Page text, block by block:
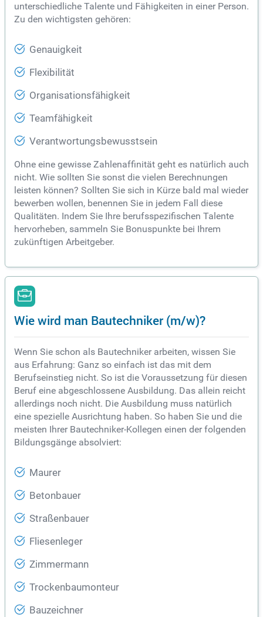
unterschiedliche Talente und Fähigkeiten in einer Person.
Zu den wichtigsten gehören:
Genauigkeit
Flexibilität
Organisationsfähigkeit
Teamfähigkeit
Verantwortungsbewusstsein
Ohne eine gewisse Zahlenaffinität geht es natürlich auch
nicht. Wie sollten Sie sonst die vielen Berechnungen
leisten können? Sollten Sie sich in Kürze bald mal wieder
bewerben wollen, benennen Sie in jedem Fall diese
Qualitäten. Indem Sie Ihre berufsspezifischen Talente
hervorheben, sammeln Sie Bonuspunkte bei Ihrem
zukünftigen Arbeitgeber.
Wie wird man Bautechniker (m/w)?
Wenn Sie schon als Bautechniker arbeiten, wissen Sie
aus Erfahrung: Ganz so einfach ist das mit dem
Berufseinstieg nicht. So ist die Voraussetzung für diesen
Beruf eine abgeschlossene Ausbildung. Das allein reicht
allerdings noch nicht. Die Ausbildung muss natürlich
eine spezielle Ausrichtung haben. So haben Sie und die
meisten Ihrer Bautechniker-Kollegen einen der folgenden
Bildungsgänge absolviert:
Maurer
Betonbauer
Straßenbauer
Fliesenleger
Zimmermann
Trockenbaumonteur
Bauzeichner